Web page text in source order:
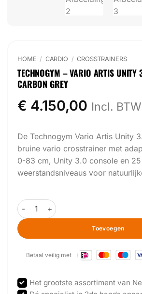
HOME / CARDIO / CROSSTRAINERS
TECHNOGYM – VARIO ARTIS
CARBON GREY
€ 4.150,00 Incl. BTW
De Technogym Vario Artis Unity
bruine vario crosstrainer met
0-83 cm, Unity 3.0 console en 25
weerstandsniveaus voor
Technogym - Vario Artis Unity 3.0 -
Toevoegen
Betaal veilig met
Het grootste assortiment van